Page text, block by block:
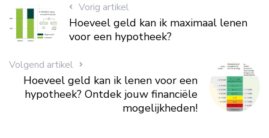
Vorig artikel
Hoeveel geld kan ik maximaal lenen
voor een hypotheek?
Volgend artikel
Hoeveel geld kan ik lenen voor een
hypotheek? Ontdek jouw financiële
mogelijkheden!